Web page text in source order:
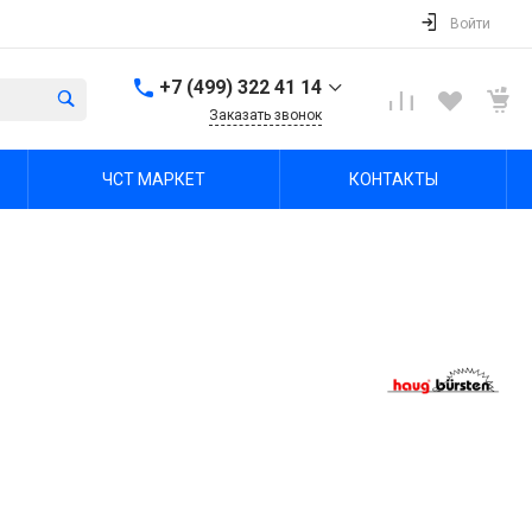
Войти
+7 (499) 322 41 14
г. Тула, Октябрьская ул,
Заказать звонок
ЧСТ МАРКЕТ КОНТАКТЫ